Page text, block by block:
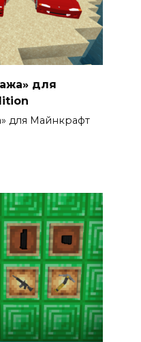
для
для Майнкрафт